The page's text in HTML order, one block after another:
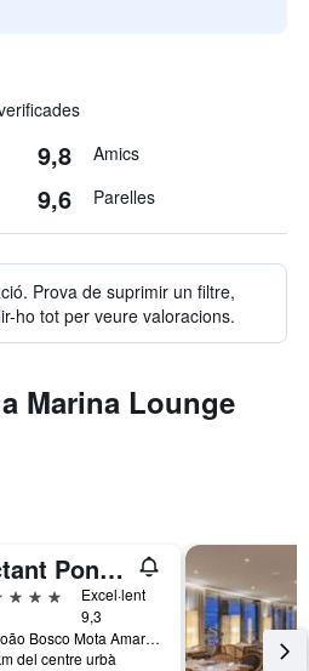
9,8 Amics
9,6 Parelles
Prova de suprimir un filtre,
ho tot per veure valoracions.
Marina Lounge
Octant Ponta Delgada
Excel·lent
9,3
Av. João Bosco Mota Amaral Nº 4, Ponta Delgada, Açores, Portugal
del centre urbà